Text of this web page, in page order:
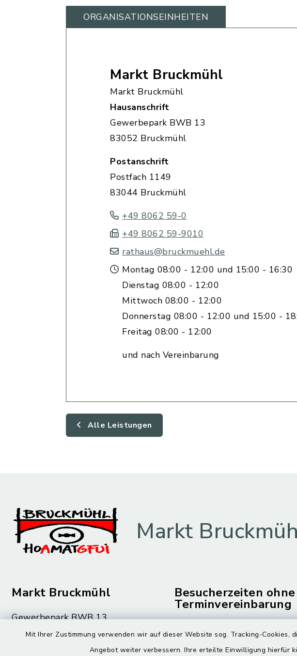
Mit Ihrer Zustimmung verwenden wir auf dieser Website sog. Tracking-
Angebot weiter verbessern. Ihre erteilte Einwilligung hierfür
ORGANISATIONS­EINHEITEN
Markt Bruckmühl
Markt Bruckmühl
Hausanschrift
Gewerbepark BWB 13
83052 Bruckmühl
Postanschrift
Postfach 1149
83044 Bruckmühl
+49 8062 59-0
+49 8062 59-9010
rathaus@bruckmuehl.de
Montag 08:00 - 12:00 und 15:00 - 16:30
Dienstag 08:00 - 12:00
Mittwoch 08:00 - 12:00
Donnerstag 08:00 - 12:00 und 15:00 -
Freitag 08:00 - 12:00
und nach Vereinbarung
Alle Leistungen
Markt
Markt Bruckmühl
Gewerbepark BWB 13
83052 Bruckmühl
Besucherzeiten ohne
Terminvereinbarung